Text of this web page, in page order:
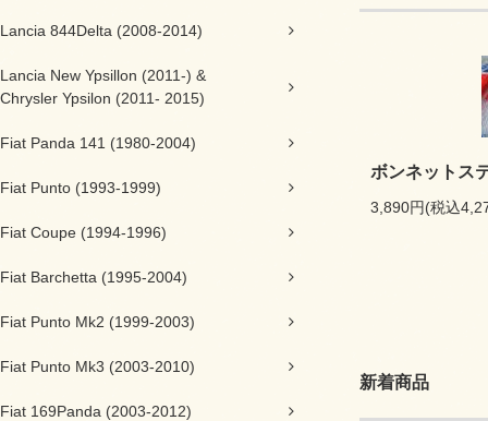
Lancia 844Delta (2008-2014)
Lancia New Ypsillon (2011-) &
Chrysler Ypsilon (2011- 2015)
Fiat Panda 141 (1980-2004)
Fiat Punto (1993-1999)
Fiat Coupe (1994-1996)
Fiat Barchetta (1995-2004)
Fiat Punto Mk2 (1999-2003)
Fiat Punto Mk3 (2003-2010)
Fiat 169Panda (2003-2012)
ボンネットス
3,890円(税込
新着商品